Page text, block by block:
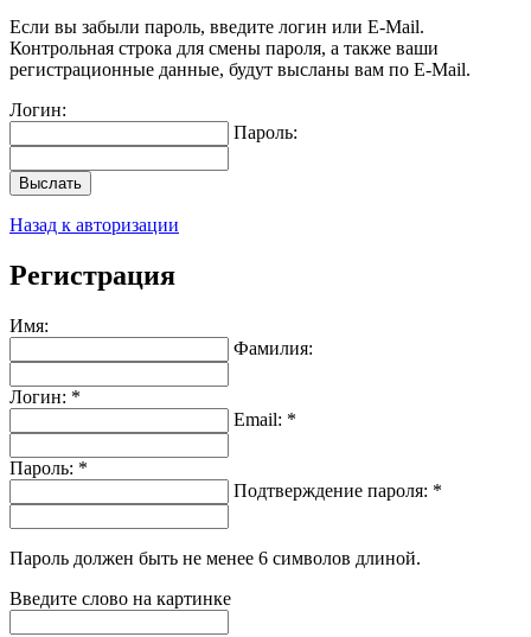
Если вы забыли пароль, введите логин или E-Mail.
Контрольная строка для смены пароля, а также ваши
регистрационные данные, будут высланы вам по E-Mail.
Логин:
Пароль:
Выслать
Назад к авторизации
Регистрация
Имя:
Фамилия:
Логин: *
Email: *
Пароль: *
Подтверждение пароля: *
Пароль должен быть не менее 6 символов длиной.
Введите слово на картинке